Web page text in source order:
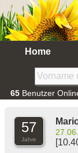
Home
65 Benutzer
57
Jahre